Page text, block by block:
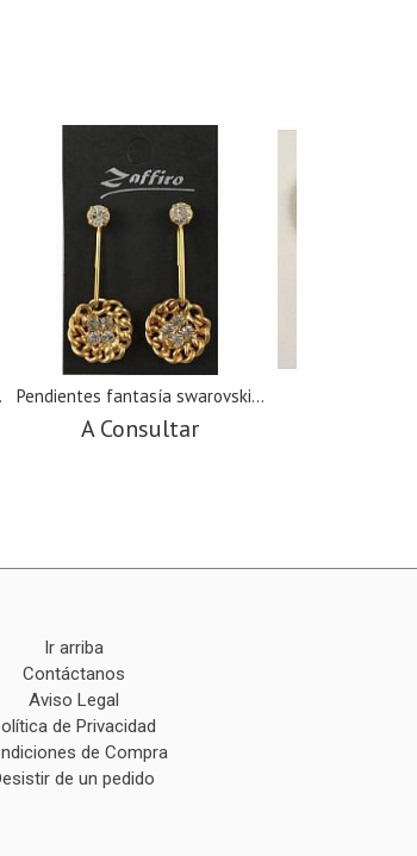
Pendientes fantasía swarovski...
A Consultar
Ir arriba
Contáctanos
Aviso Legal
de Privacidad
de Compra
de un pedido